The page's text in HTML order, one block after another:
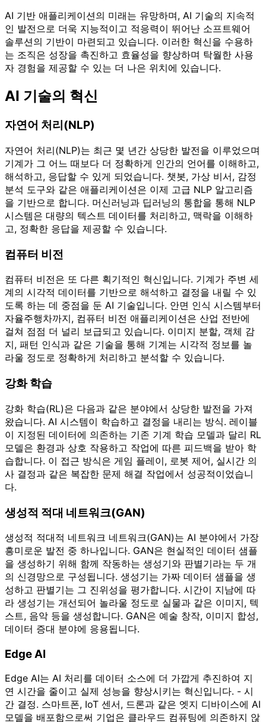
AI 기반 애플리케이션의 미래는 유망하며, AI 기술의 지속적
인 발전으로 더욱 지능적이고 적응력이 뛰어난 소프트웨어
솔루션의 기반이 마련되고 있습니다. 이러한 혁신을 수용하
는 조직은 성장을 촉진하고 효율성을 향상하며 탁월한 사용
자 경험을 제공할 수 있는 더 나은 위치에 있습니다.
AI 기술의 혁신
자연어 처리(NLP)
자연어 처리(NLP)는 최근 몇 년간 상당한 발전을 이루었으며
기계가 그 어느 때보다 더 정확하게 인간의 언어를 이해하고,
해석하고, 응답할 수 있게 되었습니다. 챗봇, 가상 비서, 감정
분석 도구와 같은 애플리케이션은 이제 고급 NLP 알고리즘
을 기반으로 합니다. 머신러닝과 딥러닝의 통합을 통해 NLP
시스템은 대량의 텍스트 데이터를 처리하고, 맥락을 이해하
고, 정확한 응답을 제공할 수 있습니다.
컴퓨터 비전
컴퓨터 비전은 또 다른 획기적인 혁신입니다. 기계가 주변 세
계의 시각적 데이터를 기반으로 해석하고 결정을 내릴 수 있
도록 하는 데 중점을 둔 AI 기술입니다. 안면 인식 시스템부터
자율주행차까지, 컴퓨터 비전 애플리케이션은 산업 전반에
걸쳐 점점 더 널리 보급되고 있습니다. 이미지 분할, 객체 감
지, 패턴 인식과 같은 기술을 통해 기계는 시각적 정보를 놀
라울 정도로 정확하게 처리하고 분석할 수 있습니다.
강화 학습
강화 학습(RL)은 다음과 같은 분야에서 상당한 발전을 가져
왔습니다. AI 시스템이 학습하고 결정을 내리는 방식. 레이블
이 지정된 데이터에 의존하는 기존 기계 학습 모델과 달리 RL
모델은 환경과 상호 작용하고 작업에 따른 피드백을 받아 학
습합니다. 이 접근 방식은 게임 플레이, 로봇 제어, 실시간 의
사 결정과 같은 복잡한 문제 해결 작업에서 성공적이었습니
다.
생성적 적대 네트워크(GAN)
생성적 적대적 네트워크 네트워크(GAN)는 AI 분야에서 가장
흥미로운 발전 중 하나입니다. GAN은 현실적인 데이터 샘플
을 생성하기 위해 함께 작동하는 생성기와 판별기라는 두 개
의 신경망으로 구성됩니다. 생성기는 가짜 데이터 샘플을 생
성하고 판별기는 그 진위성을 평가합니다. 시간이 지남에 따
라 생성기는 개선되어 놀라울 정도로 실물과 같은 이미지, 텍
스트, 음악 등을 생성합니다. GAN은 예술 창작, 이미지 합성,
데이터 증대 분야에 응용됩니다.
Edge AI
Edge AI는 AI 처리를 데이터 소스에 더 가깝게 추진하여 지
연 시간을 줄이고 실제 성능을 향상시키는 혁신입니다. - 시
간 결정. 스마트폰, IoT 센서, 드론과 같은 엣지 디바이스에 AI
모델을 배포함으로써 기업은 클라우드 컴퓨팅에 의존하지 않